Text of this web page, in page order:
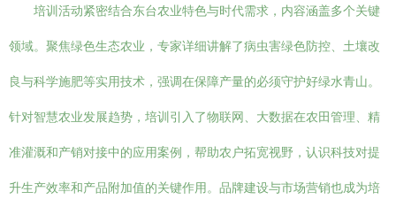
培训活动紧密结合东台农业特色与时代需求，内容涵盖多个关键
领域。聚焦绿色生态农业，专家详细讲解了病虫害绿色防控、土壤改
良与科学施肥等实用技术，强调在保障产量的必须守护好绿水青山。
针对智慧农业发展趋势，培训引入了物联网、大数据在农田管理、精
准灌溉和产销对接中的应用案例，帮助农户拓宽视野，认识科技对提
升生产效率和产品附加值的关键作用。品牌建设与市场营销也成为培